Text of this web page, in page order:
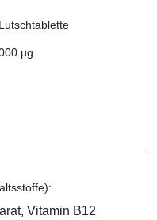
µg
Vitamin B12